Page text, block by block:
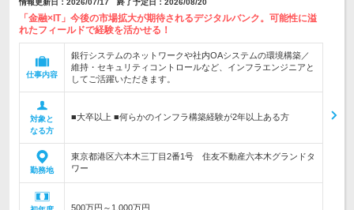
情報更新日：2026/07/17 終了予定日：2026/08/20
「金融×IT」今後の市場拡大が期待されるデジタルバンク。可能性に溢
れたフィールドで経験を活かせる！
仕事内容
銀行システムのネットワークや社内OAシステムの環境構築／
維持・セキュリティコントロールなど、インフラエンジニアと
してご活躍いただきます。
対象と
なる方
■大卒以上 ■何らかのインフラ構築経験が2年以上ある方
勤務地
東京都港区六本木三丁目2番1号 住友不動産六本木グランドタ
ワー
500万円～1,000万円